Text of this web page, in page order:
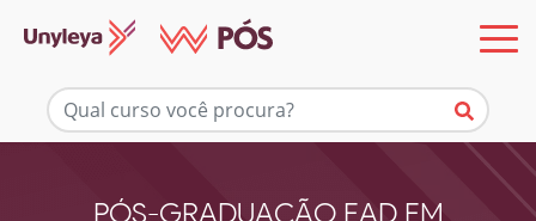
PÓS-GRADUAÇÃO EAD EM
Mais informações